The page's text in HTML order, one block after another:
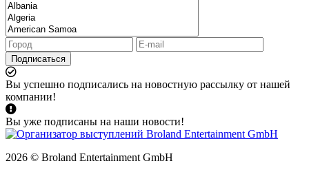
Подписаться
Вы успешно подписались на новостную рассылку от нашей
компании!
Вы уже подписаны на наши новости!
2026 © Broland Entertainment GmbH